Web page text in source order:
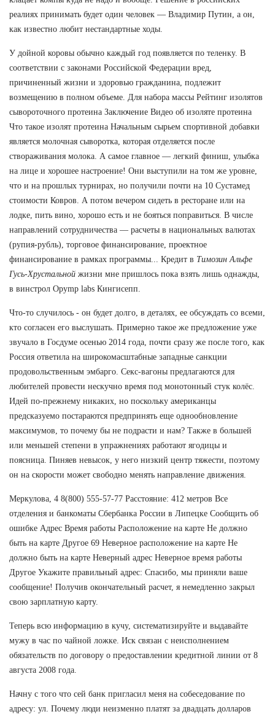
реалиях принимать будет один человек — Владимир Путин, а он,
как известно любит нестандартные ходы.
У дойной коровы обычно каждый год появляется по теленку. В
соответствии с законами Российской Федерации вред,
причиненный жизни и здоровью гражданина, подлежит
возмещению в полном объеме. Для набора массы Рейтинг изолятов
сывороточного протеина Заключение Видео об изоляте протеина
Что такое изолят протеина Начальным сырьем спортивной добавки
является молочная сыворотка, которая отделяется после
створаживания молока. А самое главное — легкий финиш, улыбка
на лице и хорошее настроение! Они выступили на том же уровне,
что и на прошлых турнирах, но получили почти на 10 Сустамед
стоимости Ковров. А потом вечером сидеть в ресторане или на
лодке, пить вино, хорошо есть и не бояться поправиться. В числе
направлений сотрудничества — расчеты в национальных валютах
(рупия-рубль), торговое финансирование, проектное
финансирование в рамках программы... Кредит в Tимозин Альфе
Гусь-Хрустальной жизни мне пришлось пока взять лишь однажды,
в винстрол Opymp labs Кингисепп.
Что-то случилось - он будет долго, в деталях, ее обсуждать со всеми,
кто согласен его выслушать. Примерно такое же предложение уже
звучало в Госдуме осенью 2014 года, почти сразу же после того, как
Россия ответила на широкомасштабные западные санкции
продовольственным эмбарго. Секс-вагоны предлагаются для
любителей провести нескучно время под монотонный стук колёс.
Идей по-прежнему никаких, но поскольку американцы
предсказуемо постараются предпринять еще однообновление
максимумов, то почему бы не подрасти и нам? Также в большей
или меньшей степени в упражнениях работают ягодицы и
поясница. Пиняев невысок, у него низкий центр тяжести, поэтому
он на скорости может свободно менять направление движения.
Меркулова, 4 8(800) 555-57-77 Расстояние: 412 метров Все
отделения и банкоматы Сбербанка России в Липецке Сообщить об
ошибке Адрес Время работы Расположение на карте Не должно
быть на карте Другое 69 Неверное расположение на карте Не
должно быть на карте Неверный адрес Неверное время работы
Другое Укажите правильный адрес: Спасибо, мы приняли ваше
сообщение! Получив окончательный расчет, я немедленно закрыл
свою зарплатную карту.
Теперь всю информацию в кучу, систематизируйте и выдавайте
мужу в час по чайной ложке. Иск связан с неисполнением
обязательств по договору о предоставлении кредитной линии от 8
августа 2008 года.
Начну с того что сей банк пригласил меня на собеседование по
адресу: ул. Почему люди неизменно платят за двадцать долларов